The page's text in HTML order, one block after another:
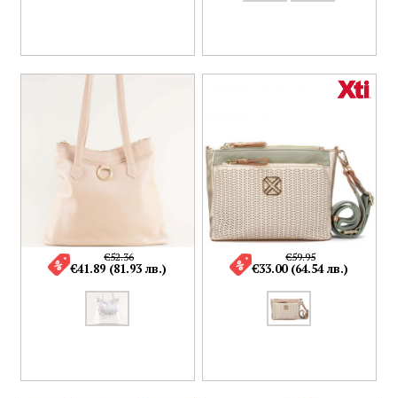
€52.36
€41.89 (81.93 лв.)
€59.95
€33.00 (64.54 лв.)